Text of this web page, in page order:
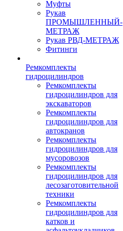
Муфты
Рукав
ПРОМЫШЛЕННЫЙ-
МЕТРАЖ
Рукав РВД-МЕТРАЖ
Фитинги
Ремкомплекты
гидроцилиндров
Ремкомплекты
гидроцилиндров для
экскаваторов
Ремкомплекты
гидроцилиндров для
автокранов
Ремкомплекты
гидроцилиндров для
мусоровозов
Ремкомплекты
гидроцилиндров для
лесозаготовительной
техники
Ремкомплекты
гидроцилиндров для
катков и